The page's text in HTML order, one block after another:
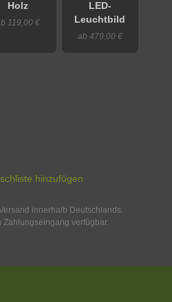
Holz
119,00 €
LED-
Leuchtbild
ab 479,00 €
hinzufügen
innerhalb Deutschlands.
verfügbar.